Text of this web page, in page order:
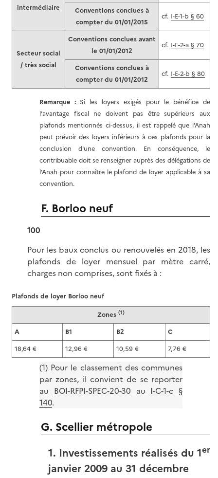
intermédiaire
Conventions conclues à
compter du 01/01/2015
cf. I-E-1-b § 60
Secteur social
/ très social
Conventions conclues avant
le 01/01/2012
cf. I-E-2-a § 70
Conventions conclues à
compter du 01/01/2012
cf. I-E-2-b § 80
Remarque :Si les loyers exigés pour le bénéfice de
l'avantage fiscal ne doivent pas être supérieurs aux
plafonds mentionnés ci-dessus, il est rappelé que l'Anah
peut prévoir des loyers inférieurs à ces plafonds pour la
conclusion d'une convention. En conséquence, le
contribuable doit se renseigner auprès des délégations de
l'Anah pour connaître le plafond de loyer applicable à sa
convention.
F. Borloo neuf
100
Pour les baux conclus ou renouvelés en 2018, les
plafonds de loyer mensuel par mètre carré,
charges non comprises, sont fixés à :
Zones (1)
A B1 B2
C
18,64 €
12,96 € 10,59 € 7,76 €
Plafonds de loyer Borloo neuf
(1) Pour le classement des communes
par zones, il convient de se reporter
au BOI-RFPI-SPEC-20-30 au I-C-1-c §
140.
G. Scellier métropole
1. Investissements réalisés du 1er
janvier 2009 au 31 décembre